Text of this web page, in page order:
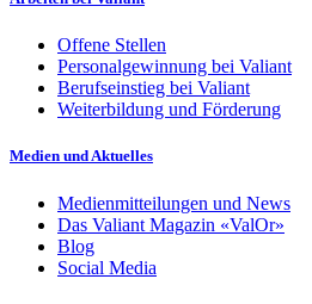
Offene Stellen
Personalgewinnung bei Valiant
Berufseinstieg bei Valiant
Weiterbildung und Förderung
Medien und Aktuelles
Medienmitteilungen und News
Das Valiant Magazin «ValOr»
Blog
Social Media